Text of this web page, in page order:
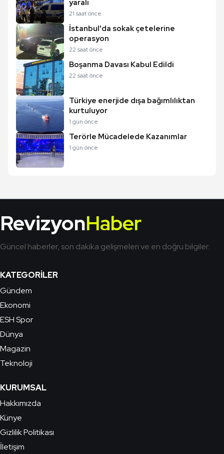
yaralı
21 saat önce
İstanbul'da sokak çetelerine
operasyon
22 saat önce
Boşanma Davası Kabul Edildi
22 saat önce
Türkiye enerjide dışa bağımlılıktan
kurtuluyor
1 gün önce
Terörle Mücadelede Kazanımlar
1 gün önce
RevizyonHaber
Güncel haberler, son dakika gelişmeleri ve en doğru bilgiler.
KATEGORILER
Gündem
Ekonomi
ESH Spor
Dünya
Magazin
Teknoloji
KURUMSAL
Hakkımızda
Künye
Gizlilik Politikası
İletişim